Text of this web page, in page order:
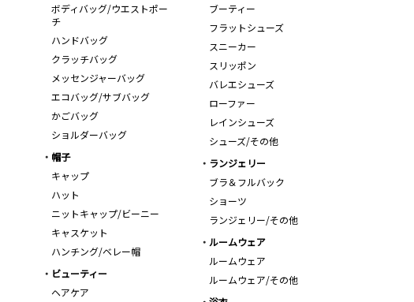
ボディバッグ/ウエストポー
チ
ハンドバッグ
クラッチバッグ
メッセンジャーバッグ
エコバッグ/サブバッグ
かごバッグ
ショルダーバッグ
ブーティー
フラットシューズ
スニーカー
スリッポン
バレエシューズ
ローファー
レインシューズ
シューズ/その他
帽子
キャップ
ハット
ニットキャップ/ビーニー
キャスケット
ハンチング/ベレー帽
ランジェリー
ブラ＆フルバック
ショーツ
ランジェリー/その他
ルームウェア
ルームウェア
ルームウェア/その他
ビューティー
ヘアケア